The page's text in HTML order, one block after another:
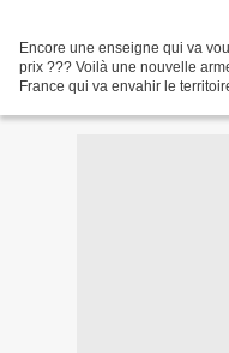
Encore une enseigne qui va
prix ??? Voilà une nouvelle
France qui va envahir le